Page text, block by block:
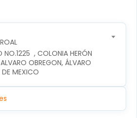
NO.1225  , COLONIA HERÓN
OBREGON, ÁLVARO
MEXICO